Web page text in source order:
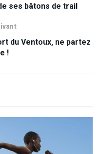
ses bâtons de trail
du Ventoux, ne partez
!